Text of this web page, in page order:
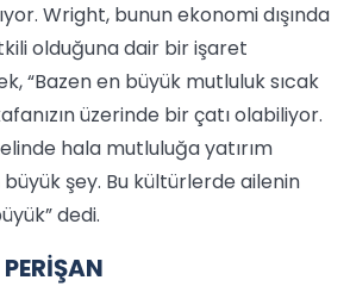
Wright, bunun ekonomi dışında
olduğuna dair bir işaret
“Bazen en büyük mutluluk sıcak
üzerinde bir çatı olabiliyor.
hala mutluluğa yatırım
şey. Bu kültürlerde ailenin
dedi.